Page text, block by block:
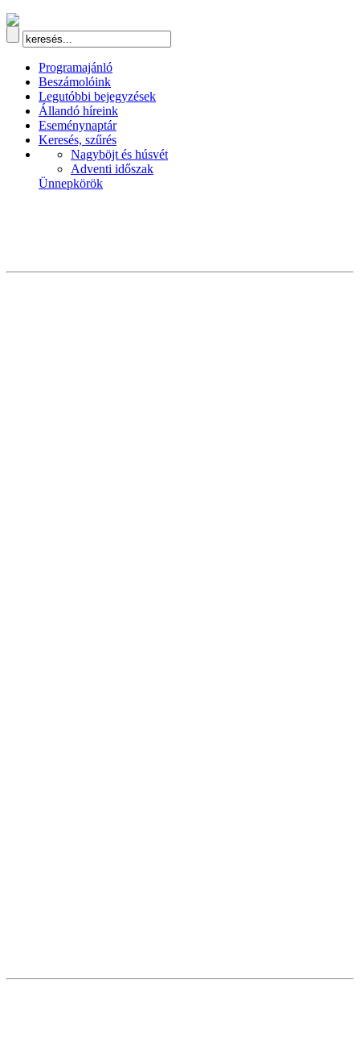
Programajánló
Beszámolóink
Legutóbbi bejegyzések
Állandó híreink
Eseménynaptár
Keresés, szűrés
Nagyböjt és húsvét
Adventi időszak
Ünnepkörök